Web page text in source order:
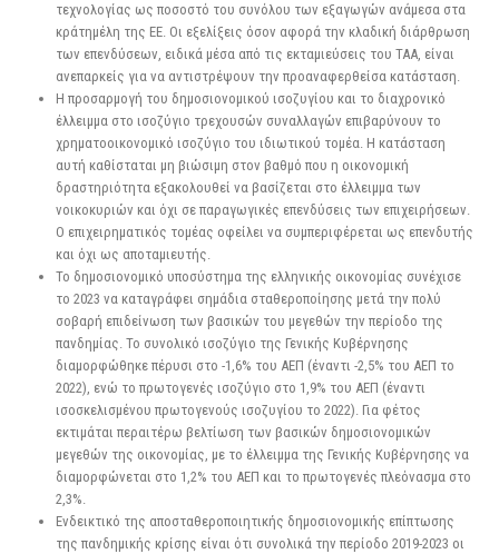
τεχνολογίας ως ποσοστό του συνόλου των εξαγωγών ανάμεσα στα
κράτημέλη της ΕΕ. Οι εξελίξεις όσον αφορά την κλαδική διάρθρωση
των επενδύσεων, ειδικά μέσα από τις εκταμιεύσεις του ΤΑΑ, είναι
ανεπαρκείς για να αντιστρέψουν την προαναφερθείσα κατάσταση.
H προσαρμογή του δημοσιονομικού ισοζυγίου και το διαχρονικό
έλλειμμα στο ισοζύγιο τρεχουσών συναλλαγών επιβαρύνουν το
χρηματοοικονομικό ισοζύγιο του ιδιωτικού τομέα. Η κατάσταση
αυτή καθίσταται μη βιώσιμη στον βαθμό που η οικονομική
δραστηριότητα εξακολουθεί να βασίζεται στο έλλειμμα των
νοικοκυριών και όχι σε παραγωγικές επενδύσεις των επιχειρήσεων.
Ο επιχειρηματικός τομέας οφείλει να συμπεριφέρεται ως επενδυτής
και όχι ως αποταμιευτής.
Το δημοσιονομικό υποσύστημα της ελληνικής οικονομίας συνέχισε
το 2023 να καταγράφει σημάδια σταθεροποίησης μετά την πολύ
σοβαρή επιδείνωση των βασικών του μεγεθών την περίοδο της
πανδημίας. Το συνολικό ισοζύγιο της Γενικής Κυβέρνησης
διαμορφώθηκε πέρυσι στο -1,6% του ΑΕΠ (έναντι -2,5% του ΑΕΠ το
2022), ενώ το πρωτογενές ισοζύγιο στο 1,9% του ΑΕΠ (έναντι
ισοσκελισμένου πρωτογενούς ισοζυγίου το 2022). Για φέτος
εκτιμάται περαιτέρω βελτίωση των βασικών δημοσιονομικών
μεγεθών της οικονομίας, με το έλλειμμα της Γενικής Κυβέρνησης να
διαμορφώνεται στο 1,2% του ΑΕΠ και το πρωτογενές πλεόνασμα στο
2,3%.
Ενδεικτικό της αποσταθεροποιητικής δημοσιονομικής επίπτωσης
της πανδημικής κρίσης είναι ότι συνολικά την περίοδο 2019-2023 οι